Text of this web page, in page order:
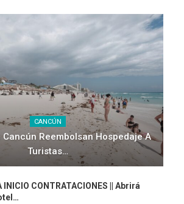
CANCÚN
Cancún Reembolsan Hospedaje A
Turistas…
INICIO CONTRATACIONES || Abrirá